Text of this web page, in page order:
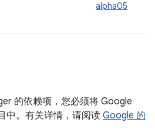
alpha05
的依赖项，您必须将 Google
中。有关详情，请阅读 Google 的